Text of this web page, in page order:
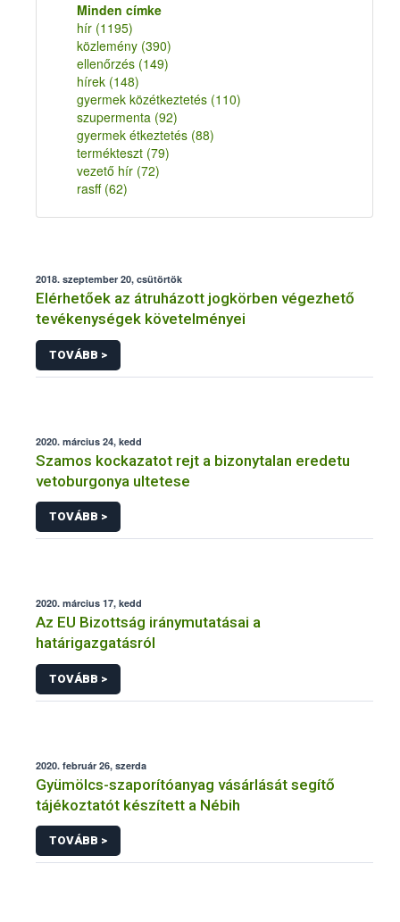
Minden címke
hír (1195)
közlemény (390)
ellenőrzés (149)
hírek (148)
gyermek közétkeztetés (110)
szupermenta (92)
gyermek étkeztetés (88)
termékteszt (79)
vezető hír (72)
rasff (62)
2018. szeptember 20, csütörtök
Elérhetőek az átruházott jogkörben végezhető
tevékenységek követelményei
TOVÁBB >
2020. március 24, kedd
Szamos kockazatot rejt a bizonytalan eredetu
vetoburgonya ultetese
TOVÁBB >
2020. március 17, kedd
Az EU Bizottság iránymutatásai a
határigazgatásról
TOVÁBB >
2020. február 26, szerda
Gyümölcs-szaporítóanyag vásárlását segítő
tájékoztatót készített a Nébih
TOVÁBB >